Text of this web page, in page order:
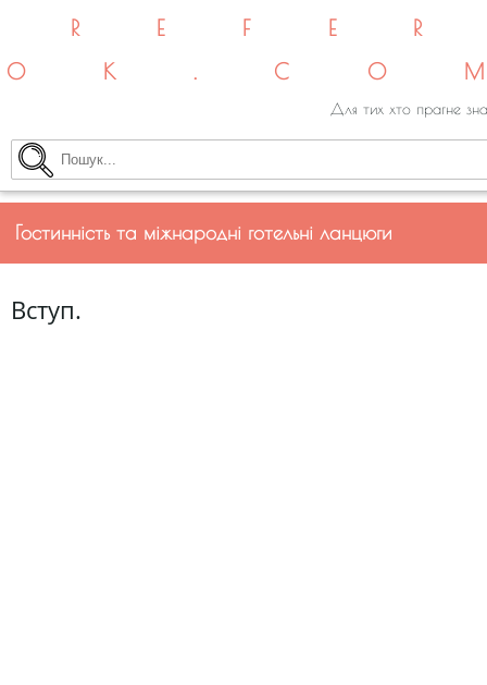
Для тих хто прагне
Гостинність та міжнародні готельні ланцюги
Вступ.